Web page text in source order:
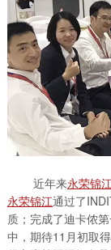
近年来永荣锦江
永荣锦江通过了
质；完成了迪卡侬
中，期待11月初取